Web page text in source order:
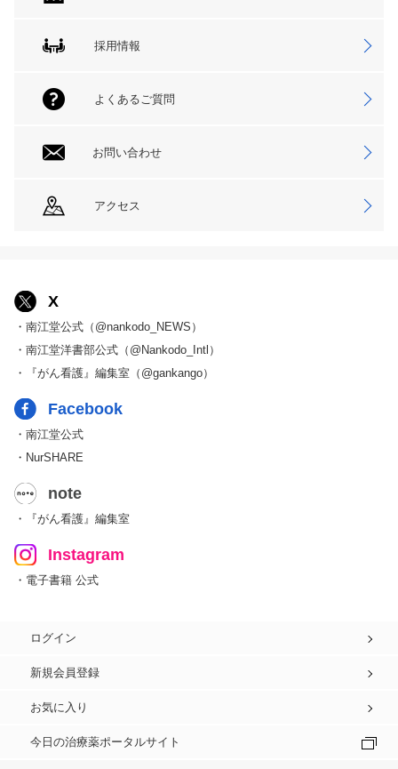
採用情報
よくあるご質問
お問い合わせ
アクセス
X
・南江堂公式（@nankodo_NEWS）
・南江堂洋書部公式（@Nankodo_Intl）
・『がん看護』編集室（@gankango）
Facebook
・南江堂公式
・NurSHARE
note
・『がん看護』編集室
Instagram
・電子書籍 公式
ログイン
新規会員登録
お気に入り
今日の治療薬ポータルサイト